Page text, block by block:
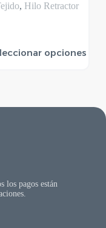
, Hilo Retractor
opciones
los pagos están